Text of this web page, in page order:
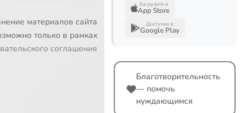
материалов сайта
только в рамках
соглашения
Загрузите в
App Store
Доступно в
Google Play
Благотворительность
— помочь
нуждающимся